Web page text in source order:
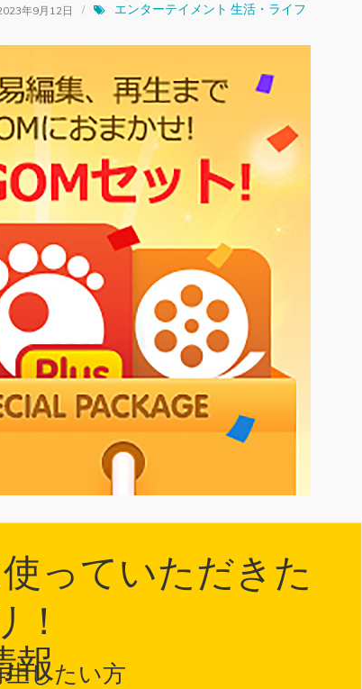
年9月12日 エンターテイメント 生活・ライフ
っていただきた
！
したい方
報